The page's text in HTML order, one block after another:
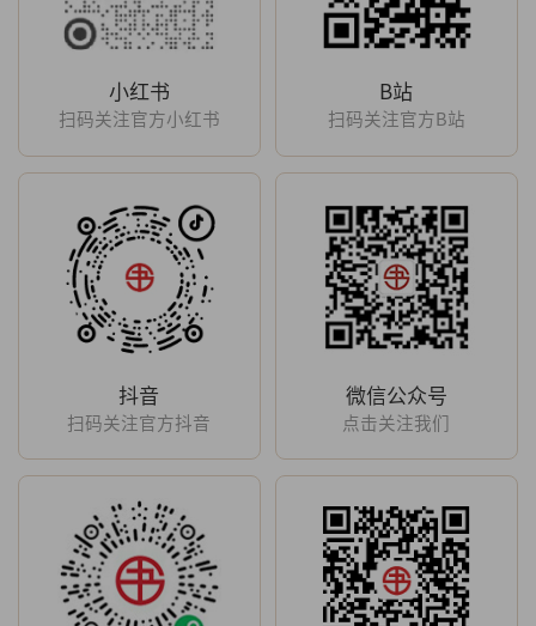
小红书
扫码关注官方小红书
B站
扫码关注官方B站
抖音
扫码关注官方抖音
微信公众号
点击关注我们